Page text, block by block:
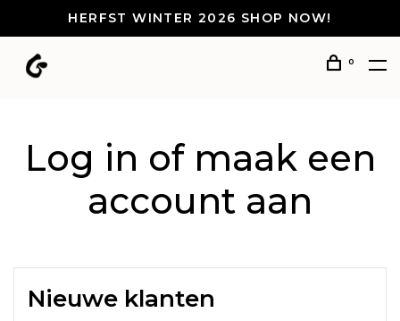
HERFST WINTER 2026 SHOP NOW!
0
Log in of maak een
account aan
Nieuwe klanten